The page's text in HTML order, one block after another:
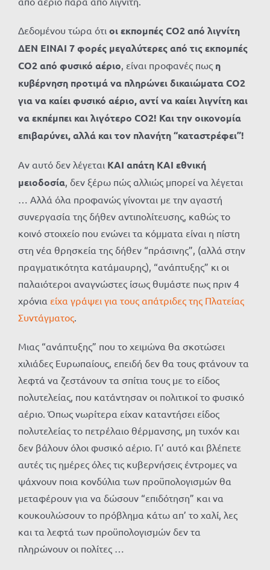
Δεδομένου τώρα ότι οι εκπομπές CO2 από λιγνίτη
ΔΕΝ ΕΙΝΑΙ 7 φορές μεγαλύτερες από τις εκπομπές
CO2 από φυσικό αέριο, είναι προφανές πως η
κυβέρνηση προτιμά να πληρώνει δικαιώματα CO2
για να καίει φυσικό αέριο, αντί να καίει λιγνίτη και
να εκπέμπει και λιγότερο CO2! Και την οικονομία
επιβαρύνει, αλλά και τον πλανήτη “καταστρέφει”!
Αν αυτό δεν λέγεται ΚΑΙ απάτη ΚΑΙ εθνική
μειοδοσία, δεν ξέρω πώς αλλιώς μπορεί να λέγεται
… Αλλά όλα προφανώς γίνονται με την αγαστή
συνεργασία της δήθεν αντιπολίτευσης, καθώς το
κοινό στοιχείο που ενώνει τα κόμματα είναι η πίστη
στη νέα θρησκεία της δήθεν “πράσινης”, (αλλά στην
πραγματικότητα κατάμαυρης), “ανάπτυξης” κι οι
παλαιότεροι αναγνώστες ίσως θυμάστε πως πριν 4
χρόνια είχα γράψει για τους απάτριδες της Πλατείας
Συντάγματος.
Μιας “ανάπτυξης” που το χειμώνα θα σκοτώσει
χιλιάδες Ευρωπαίους, επειδή δεν θα τους φτάνουν τα
λεφτά να ζεστάνουν τα σπίτια τους με το είδος
πολυτελείας, που κατάντησαν οι πολιτικοί το φυσικό
αέριο. Όπως νωρίτερα είχαν καταντήσει είδος
πολυτελείας το πετρέλαιο θέρμανσης, μη τυχόν και
δεν βάλουν όλοι φυσικό αέριο. Γι’ αυτό και βλέπετε
αυτές τις ημέρες όλες τις κυβερνήσεις έντρομες να
ψάχνουν ποια κονδύλια των προϋπολογισμών θα
μεταφέρουν για να δώσουν “επιδότηση” και να
κουκουλώσουν το πρόβλημα κάτω απ’ το χαλί, λες
και τα λεφτά των προϋπολογισμών δεν τα
πληρώνουν οι πολίτες …